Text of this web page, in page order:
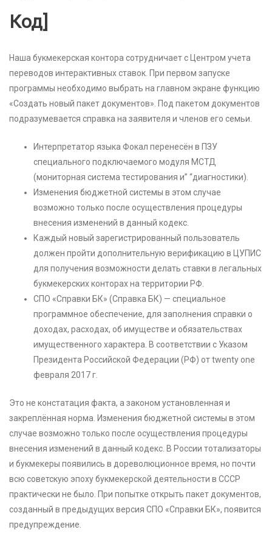
Код]
Наша букмекерская контора сотрудничает с Центром учета
переводов интерактивных ставок. При первом запуске
программы необходимо выбрать на главном экране функцию
«Создать новый пакет документов». Под пакетом документов
подразумевается справка на заявителя и членов его семьи.
Интерпретатор языка Фокал перенесён в ПЗУ
специального подключаемого модуля МСТД
(мониторная система тестирования и” “диагностики).
Изменения бюджетной системы в этом случае
возможно только после осуществления процедуры
внесения изменений в данный кодекс.
Каждый новый зарегистрированный пользователь
должен пройти дополнительную верификацию в ЦУПИС
для получения возможности делать ставки в легальных
букмекерских конторах на территории РФ.
СПО «Справки БК» (Справка БК) — специальное
программное обеспечение, для заполнения справки о
доходах, расходах, об имуществе и обязательствах
имущественного характера. В соответствии с Указом
Президента Российской Федерации (РФ) от twenty one
февраля 2017 г.
Это не констатация факта, а законом установленная и
закреплённая норма. Изменения бюджетной системы в этом
случае возможно только после осуществления процедуры
внесения изменений в данный кодекс. В России тотализаторы
и букмекеры появились в дореволюционное время, но почти
всю советскую эпоху букмекерской деятельности в СССР
практически не было. При попытке открыть пакет документов,
созданный в предыдущих версия СПО «Справки БК», появится
предупреждение.